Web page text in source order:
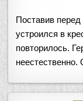
Поставив
устроился в
повторилось.